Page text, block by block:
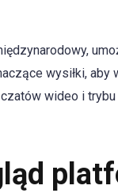
wysiłki,
wideo i trybu